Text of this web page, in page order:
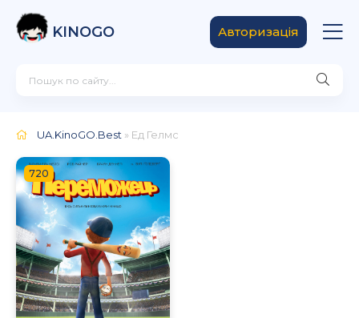
KINOGO Авторизація
UA.KinoGO.Best » Ед Гелмс
720